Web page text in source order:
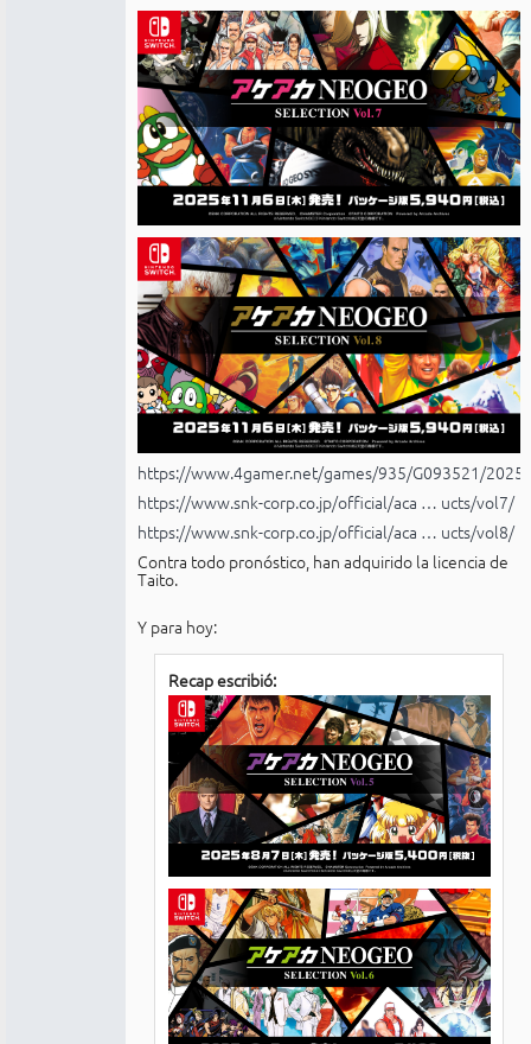
https://www.4gamer.net/games/935/G093521/
https://www.snk-corp.co.jp/official/aca … ucts/vol7/
https://www.snk-corp.co.jp/official/aca … ucts/vol8/
Contra todo pronóstico, han adquirido la licencia de
Taito.
Y para hoy:
Recap escribió: